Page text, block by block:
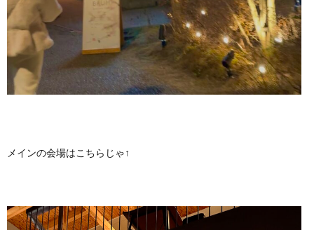
メインの会場はこちらじゃ↑